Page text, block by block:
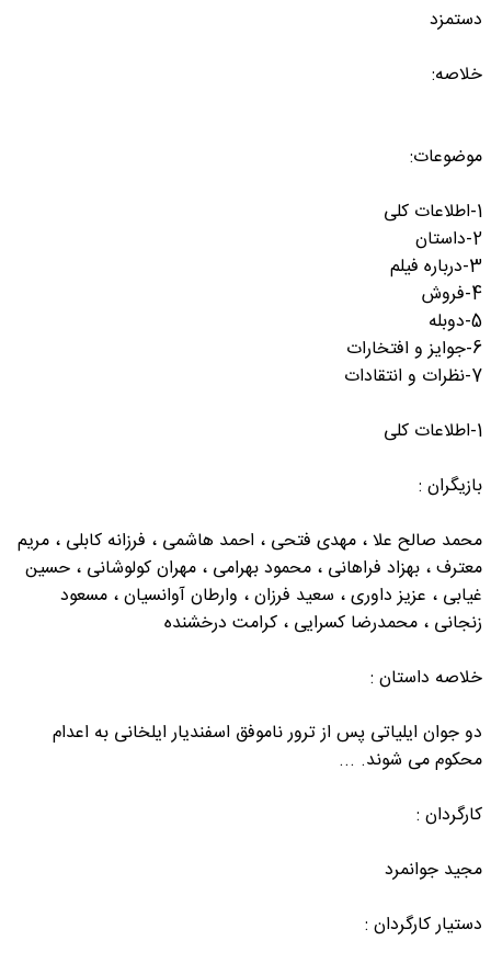
دستمزد
خلاصه:
موضوعات:
1-اطلاعات کلی
2-داستان
3-درباره فیلم
4-فروش
5-دوبله
6-جوایز و افتخارات
7-نظرات و انتقادات
1-اطلاعات کلی
بازیگران :
محمد صالح علا ، مهدی فتحی ، احمد هاشمی ، فرزانه کابلی ، مریم
معترف ، بهزاد فراهانی ، محمود بهرامی ، مهران کولوشانی ، حسین
غیابی ، عزیز داوری ، سعید فرزان ، وارطان آوانسیان ، مسعود
زنجانی ، محمدرضا کسرایی ، کرامت درخشنده
خلاصه داستان :
دو جوان ایلیاتی پس از ترور ناموفق اسفندیار ایلخانی به اعدام
محکوم می شوند. ...
کارگردان :
مجید جوانمرد
دستیار کارگردان :